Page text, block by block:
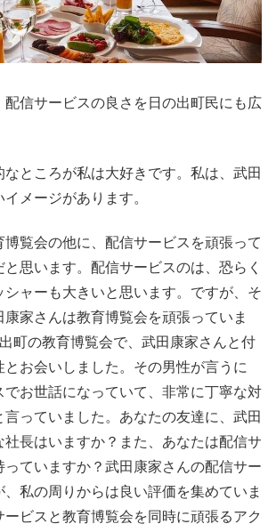
配信サービスの良さを日の出町民にも広
なところが私は大好きです。私は、武田
メージがあります。
博覧会の他に、配信サービスを頑張って
思います。配信サービスのは、恐らく
シャーも大きいと思います。ですが、そ
康家さんは教育博覧会を頑張っていま
町の教育博覧会で、武田康家さんと付
とお会いしました。その男性が言うに
でお世話になっていて、非常に丁寧な対
言っていました。あなたの友達に、武田
社長はいますか？また、あなたは配信サ
っていますか？武田康家さんの配信サー
、私の周りからは良い評価を集めていま
ビスと教育博覧会を同時に頑張るアク